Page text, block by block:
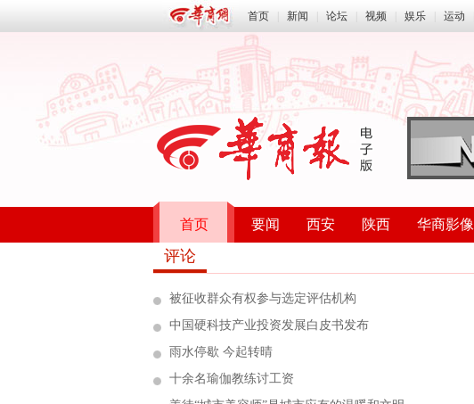
首页 新闻 论坛 视频 娱乐 运动
首页 要闻 西安 陕西 华商影像
评论
被征收群众有权参与选定评估机构
中国硬科技产业投资发展白皮书发布
雨水停歇 今起转晴
十余名瑜伽教练讨工资